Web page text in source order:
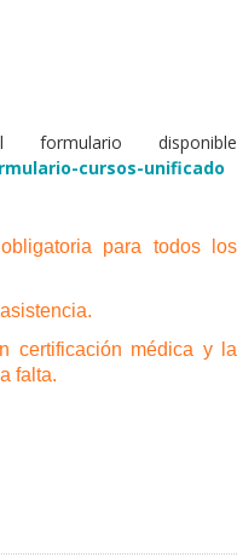
disponible
cursos-unificado
para todos los
certificación médica y la
falta.